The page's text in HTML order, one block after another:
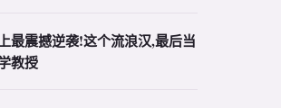
最震撼逆袭!这个流浪汉,最后当
教授